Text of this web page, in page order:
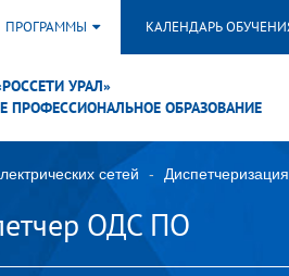
ПРОГРАММЫ КАЛЕНДАРЬ
УРАЛ»
ПРОФЕССИОНАЛЬНОЕ ОБРАЗОВАНИЕ
сетей Диспетчеризация
ОДС ПО